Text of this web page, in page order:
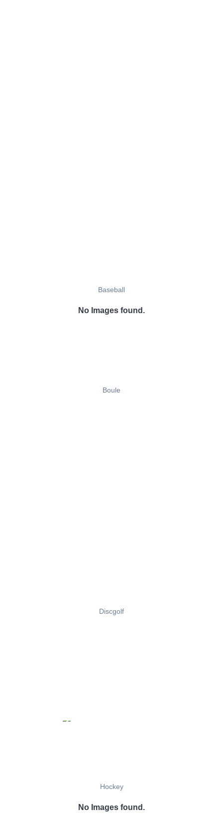
Baseball
No Images found.
Boule
Discgolf
Hockey
No Images found.